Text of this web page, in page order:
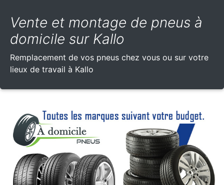
Vente et montage de pneus à
domicile sur Kallo
Remplacement de vos pneus chez vous ou sur votre
lieux de travail à Kallo